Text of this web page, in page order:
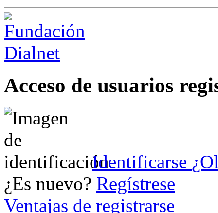
Acceso de usuarios
Identificarse
¿Es nuevo? Regístrese
Ventajas de registrarse